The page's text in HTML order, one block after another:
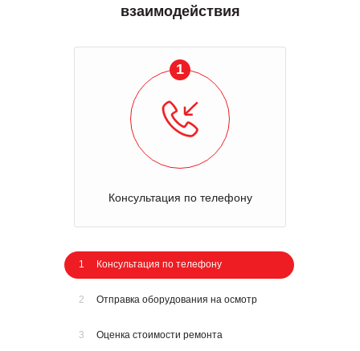
взаимодействия
1
Консультация по телефону
1 Консультация по телефону
2 Отправка оборудования на осмотр
3 Оценка стоимости ремонта